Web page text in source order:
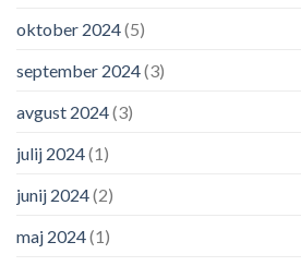
oktober 2024(5)
september 2024(3)
avgust 2024(3)
julij 2024(1)
junij 2024(2)
maj 2024(1)